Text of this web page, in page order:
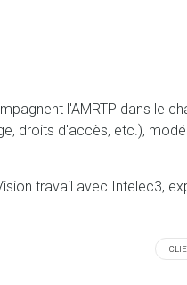
l'AMRTP dans le
droits d'accès, etc.),
travail avec Intelec3,